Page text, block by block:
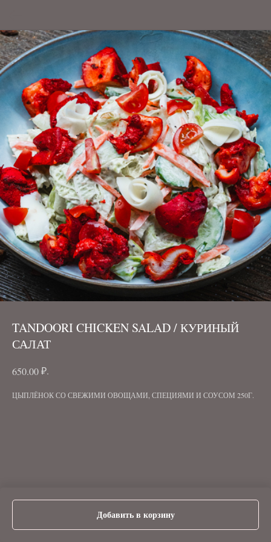
TANDOORI CHICKEN SALAD / КУРИНЫЙ
САЛАТ
650.00₽.
Добавить в корзину
ЦЫПЛЁНОК СО СВЕЖИМИ ОВОЩАМИ, СПЕЦИЯМИ И СОУСОМ 250Г.